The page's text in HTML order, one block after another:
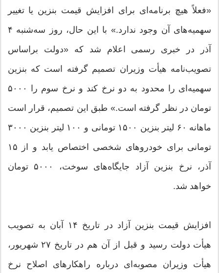
«فعلاً هیچ برنامه‌ای برای افزایش قیمت بنزین یا تغییر
سهمیه‌های آن وجود ندارد.» با این حال، روز سه‌شنبه ۴
آذر در خبری رسمی اعلام شد که «دولت براساس
تصویب‌نامه هیأت وزیران تصمیم گرفته است که بنزین
سهمیه‌ای را محدود به دو نرخ کند و نرخ سوم را ۵۰۰۰
تومان در نظر گرفته است.» طبق این تصمیم، قرار است
ماهانه ۶۰ لیتر بنزین ۱۵۰۰ تومانی و ۱۰۰ لیتر بنزین ۳۰۰۰
تومانی برای خودروهای شخصی اختصاص یابد و از ۱۵
آذر، نرخ بنزین آزاد جایگاه‌های سوخت، ۵۰۰۰ تومان
خواهد شد.
افزایش قیمت بنزین آزاد در تاریخ ۱۴ آبان به تصویب
هیأت دولت رسید و قبل از آن هم در تاریخ ۲۷ شهریور،
هیأت وزیران مصوبه‌ای درباره راهکارهای اصلاح نرخ